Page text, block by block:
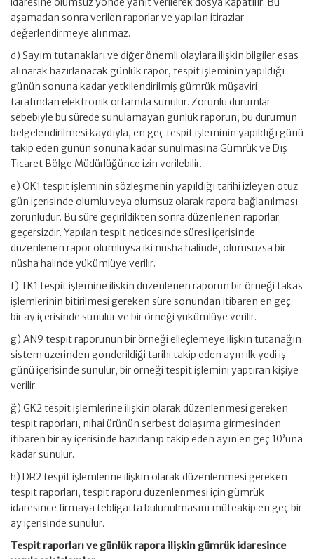
aşamadan sonra verilen raporlar ve yapılan itirazlar
değerlendirmeye alınmaz.
d) Sayım tutanakları ve diğer önemli olaylara ilişkin bilgiler esas
alınarak hazırlanacak günlük rapor, tespit işleminin yapıldığı
günün sonuna kadar yetkilendirilmiş gümrük müşaviri
tarafından elektronik ortamda sunulur. Zorunlu durumlar
sebebiyle bu sürede sunulamayan günlük raporun, bu durumun
belgelendirilmesi kaydıyla, en geç tespit işleminin yapıldığı günü
takip eden günün sonuna kadar sunulmasına Gümrük ve Dış
Ticaret Bölge Müdürlüğünce izin verilebilir.
e) OK1 tespit işleminin sözleşmenin yapıldığı tarihi izleyen otuz
gün içerisinde olumlu veya olumsuz olarak rapora bağlanılması
zorunludur. Bu süre geçirildikten sonra düzenlenen raporlar
geçersizdir. Yapılan tespit neticesinde süresi içerisinde
düzenlenen rapor olumluysa iki nüsha halinde, olumsuzsa bir
nüsha halinde yükümlüye verilir.
f) TK1 tespit işlemine ilişkin düzenlenen raporun bir örneği takas
işlemlerinin bitirilmesi gereken süre sonundan itibaren en geç
bir ay içerisinde sunulur ve bir örneği yükümlüye verilir.
g) AN9 tespit raporunun bir örneği elleçlemeye ilişkin tutanağın
sistem üzerinden gönderildiği tarihi takip eden ayın ilk yedi iş
günü içerisinde sunulur, bir örneği tespit işlemini yaptıran kişiye
verilir.
ğ) GK2 tespit işlemlerine ilişkin olarak düzenlenmesi gereken
tespit raporları, nihai ürünün serbest dolaşıma girmesinden
itibaren bir ay içerisinde hazırlanıp takip eden ayın en geç 10’una
kadar sunulur.
h) DR2 tespit işlemlerine ilişkin olarak düzenlenmesi gereken
tespit raporları, tespit raporu düzenlenmesi için gümrük
idaresince firmaya tebligatta bulunulmasını müteakip en geç bir
ay içerisinde sunulur.
Tespit raporları ve günlük rapora ilişkin gümrük idaresince